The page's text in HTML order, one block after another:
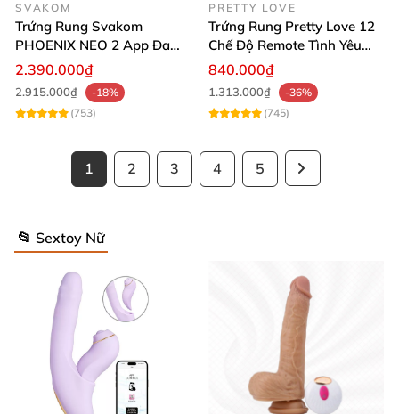
SVAKOM
Trứng Rung Svakom
PHOENIX NEO 2 App Đa
Chức Năng Hấp Dẫn
2.390.000₫
2.915.000₫
-18%
(753)
PRETTY LOVE
Trứng Rung Pretty Love 12
Chế Độ Remote Tình Yêu
Kích Thích
840.000₫
1.313.000₫
-36%
(745)
1 2 3 4 5
📂 Sextoy Nữ